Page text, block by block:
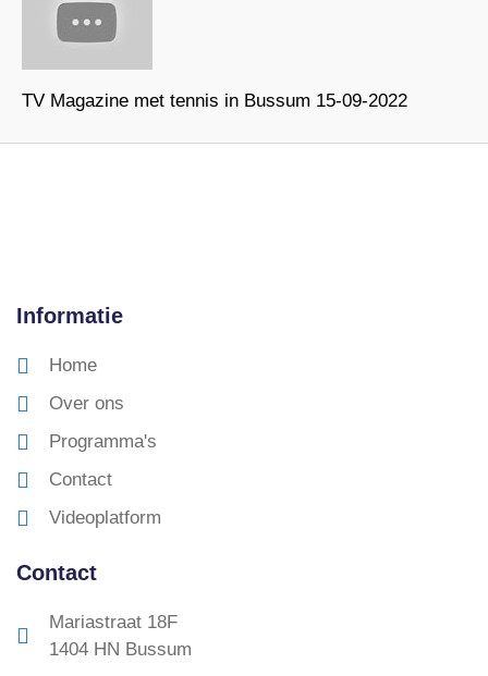
TV Magazine met tennis in Bussum 15-09-2022
Informatie
Home
Over ons
Programma's
Contact
Videoplatform
Contact
Mariastraat 18F
1404 HN Bussum